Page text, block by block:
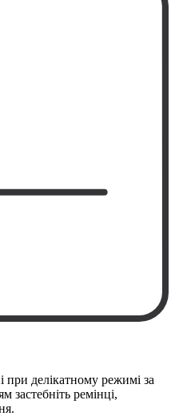
делікатному режимі за
застебніть ремінці,